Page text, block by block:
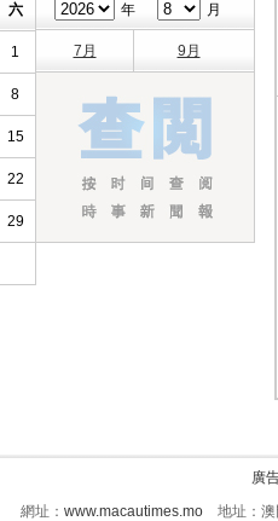
六
1
8
15
22
29
年 月
7月 9月
廣
網址： www.macautimes.mo 地址：澳